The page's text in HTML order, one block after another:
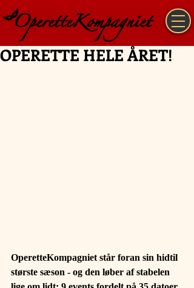
OPERETTE HELE ÅRET!
OperetteKompagniet står foran sin hidtil
største sæson - og den løber af stabelen